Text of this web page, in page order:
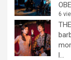
6
l...